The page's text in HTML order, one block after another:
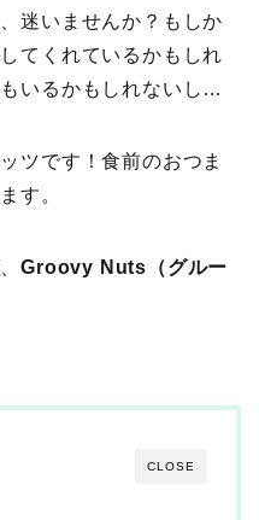
迷いませんか？もしか
てくれているかもしれ
いるかもしれないし…
ツです！食前のおつま
す。
Groovy Nuts（グルー
CLOSE